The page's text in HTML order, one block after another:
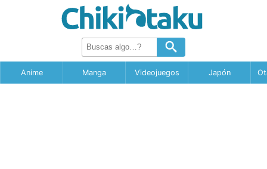
Anime Manga Videojuegos Japón